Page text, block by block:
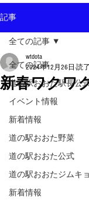
記事
全ての記事
道の駅おおた駅長公
イベント情報
新着情報
道の駅おおた野菜
道の駅おおた公式
道の駅おおたジムキ
新着情報
全ての記事
新春ワクワ
wtdota
2024年12月26日 読